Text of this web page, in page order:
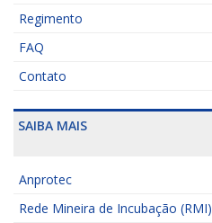
Regimento
FAQ
Contato
SAIBA MAIS
Anprotec
Rede Mineira de Incubação (RMI)